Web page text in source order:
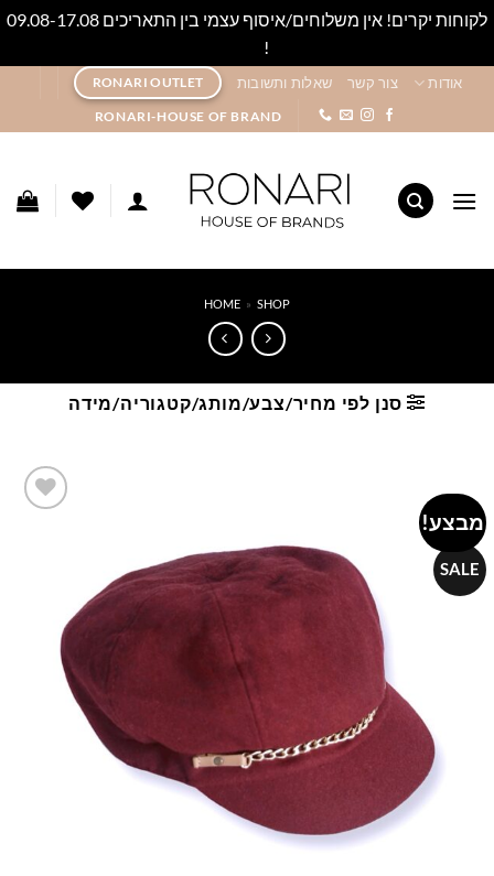
לקוחות יקרים! אין משלוחים/איסוף עצמי בין התאריכים 09.08-17.08
!
content
אודות צור קשר שאלות ותשובות RONARI OUTLET
RONARI-HOUSE OF BRAND
HOME » SHOP
סנן לפי מחיר/צבע/מותג/קטגוריה/מידה
מבצע!
SALE